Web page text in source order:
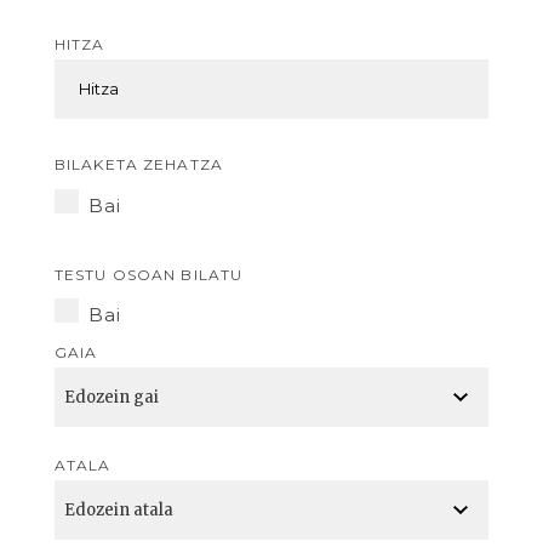
HITZA
BILAKETA ZEHATZA
Bai
TESTU OSOAN BILATU
Bai
GAIA
ATALA